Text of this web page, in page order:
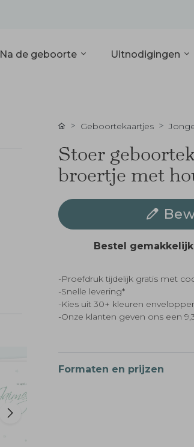
Na de geboorte Uitnodigingen
Geboortekaartjes
Stoer
broertje met
Bestel
-Proefdruk tijdelijk gratis met
-Snelle levering*
-Kies uit 30+ kleuren
-Onze klanten geven ons een
Formaten en prijzen